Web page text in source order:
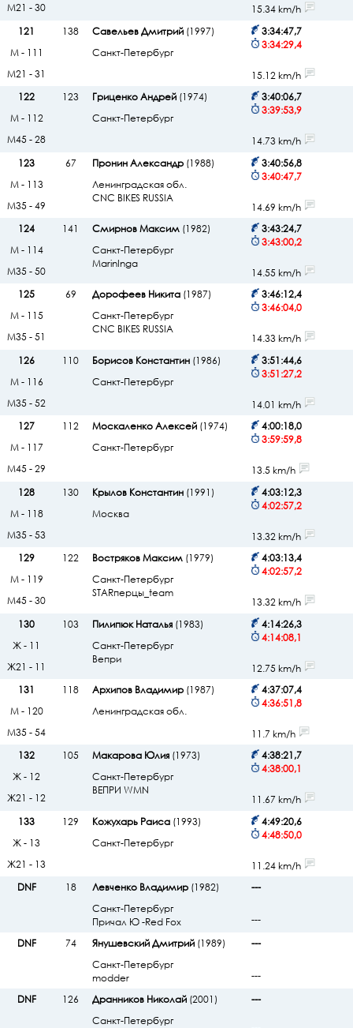
М21 - 30
15.34 km/h
121
138 Савельев Дмитрий(1997)
Санкт-Петербург
3:34:47,7
3:34:29,4
М - 111
М21 - 31
15.12 km/h
122
123 Гриценко Андрей(1974)
Санкт-Петербург
3:40:06,7
3:39:53,9
М - 112
М45 - 28
14.73 km/h
123
67 Пронин Александр(1988)
Ленинградская обл.
CNC BIKES RUSSIA
3:40:56,8
3:40:47,7
М - 113
М35 - 49
14.69 km/h
124
141 Смирнов Максим(1982)
Санкт-Петербург
MarinInga
3:43:24,7
3:43:00,2
М - 114
М35 - 50
14.55 km/h
125
69 Дорофеев Никита(1987)
Санкт-Петербург
CNC BIKES RUSSIA
3:46:12,4
3:46:04,0
М - 115
М35 - 51
14.33 km/h
126
110 Борисов Константин(1986)
Санкт-Петербург
3:51:44,6
3:51:27,2
М - 116
М35 - 52
14.01 km/h
127
112 Москаленко Алексей(1974)
Санкт-Петербург
4:00:18,0
3:59:59,8
М - 117
М45 - 29
13.5 km/h
128
130 Крылов Константин(1991)
Москва
4:03:12,3
4:02:57,2
М - 118
М35 - 53
13.32 km/h
129
122 Востряков Максим(1979)
Санкт-Петербург
STARперцы_team
4:03:13,4
4:02:57,2
М - 119
М45 - 30
13.32 km/h
130
103 Пилипюк Наталья(1983)
Санкт-Петербург
Вепри
4:14:26,3
4:14:08,1
Ж - 11
Ж21 - 11
12.75 km/h
131
118 Архипов Владимир(1987)
Ленинградская обл.
4:37:07,4
4:36:51,8
М - 120
М35 - 54
11.7 km/h
132
105 Макарова Юлия(1973)
Санкт-Петербург
ВЕПРИ WMN
4:38:21,7
4:38:00,1
Ж - 12
Ж21 - 12
11.67 km/h
133
129 Кожухарь Раиса(1993)
Санкт-Петербург
4:49:20,6
4:48:50,0
Ж - 13
Ж21 - 13
11.24 km/h
DNF
18 Левченко Владимир(1982)
Санкт-Петербург
Причал Ю -Red Fox
---
---
DNF
74 Янушевский Дмитрий(1989)
Санкт-Петербург
modder
---
---
DNF
126 Дранников Николай(2001)
Санкт-Петербург
---